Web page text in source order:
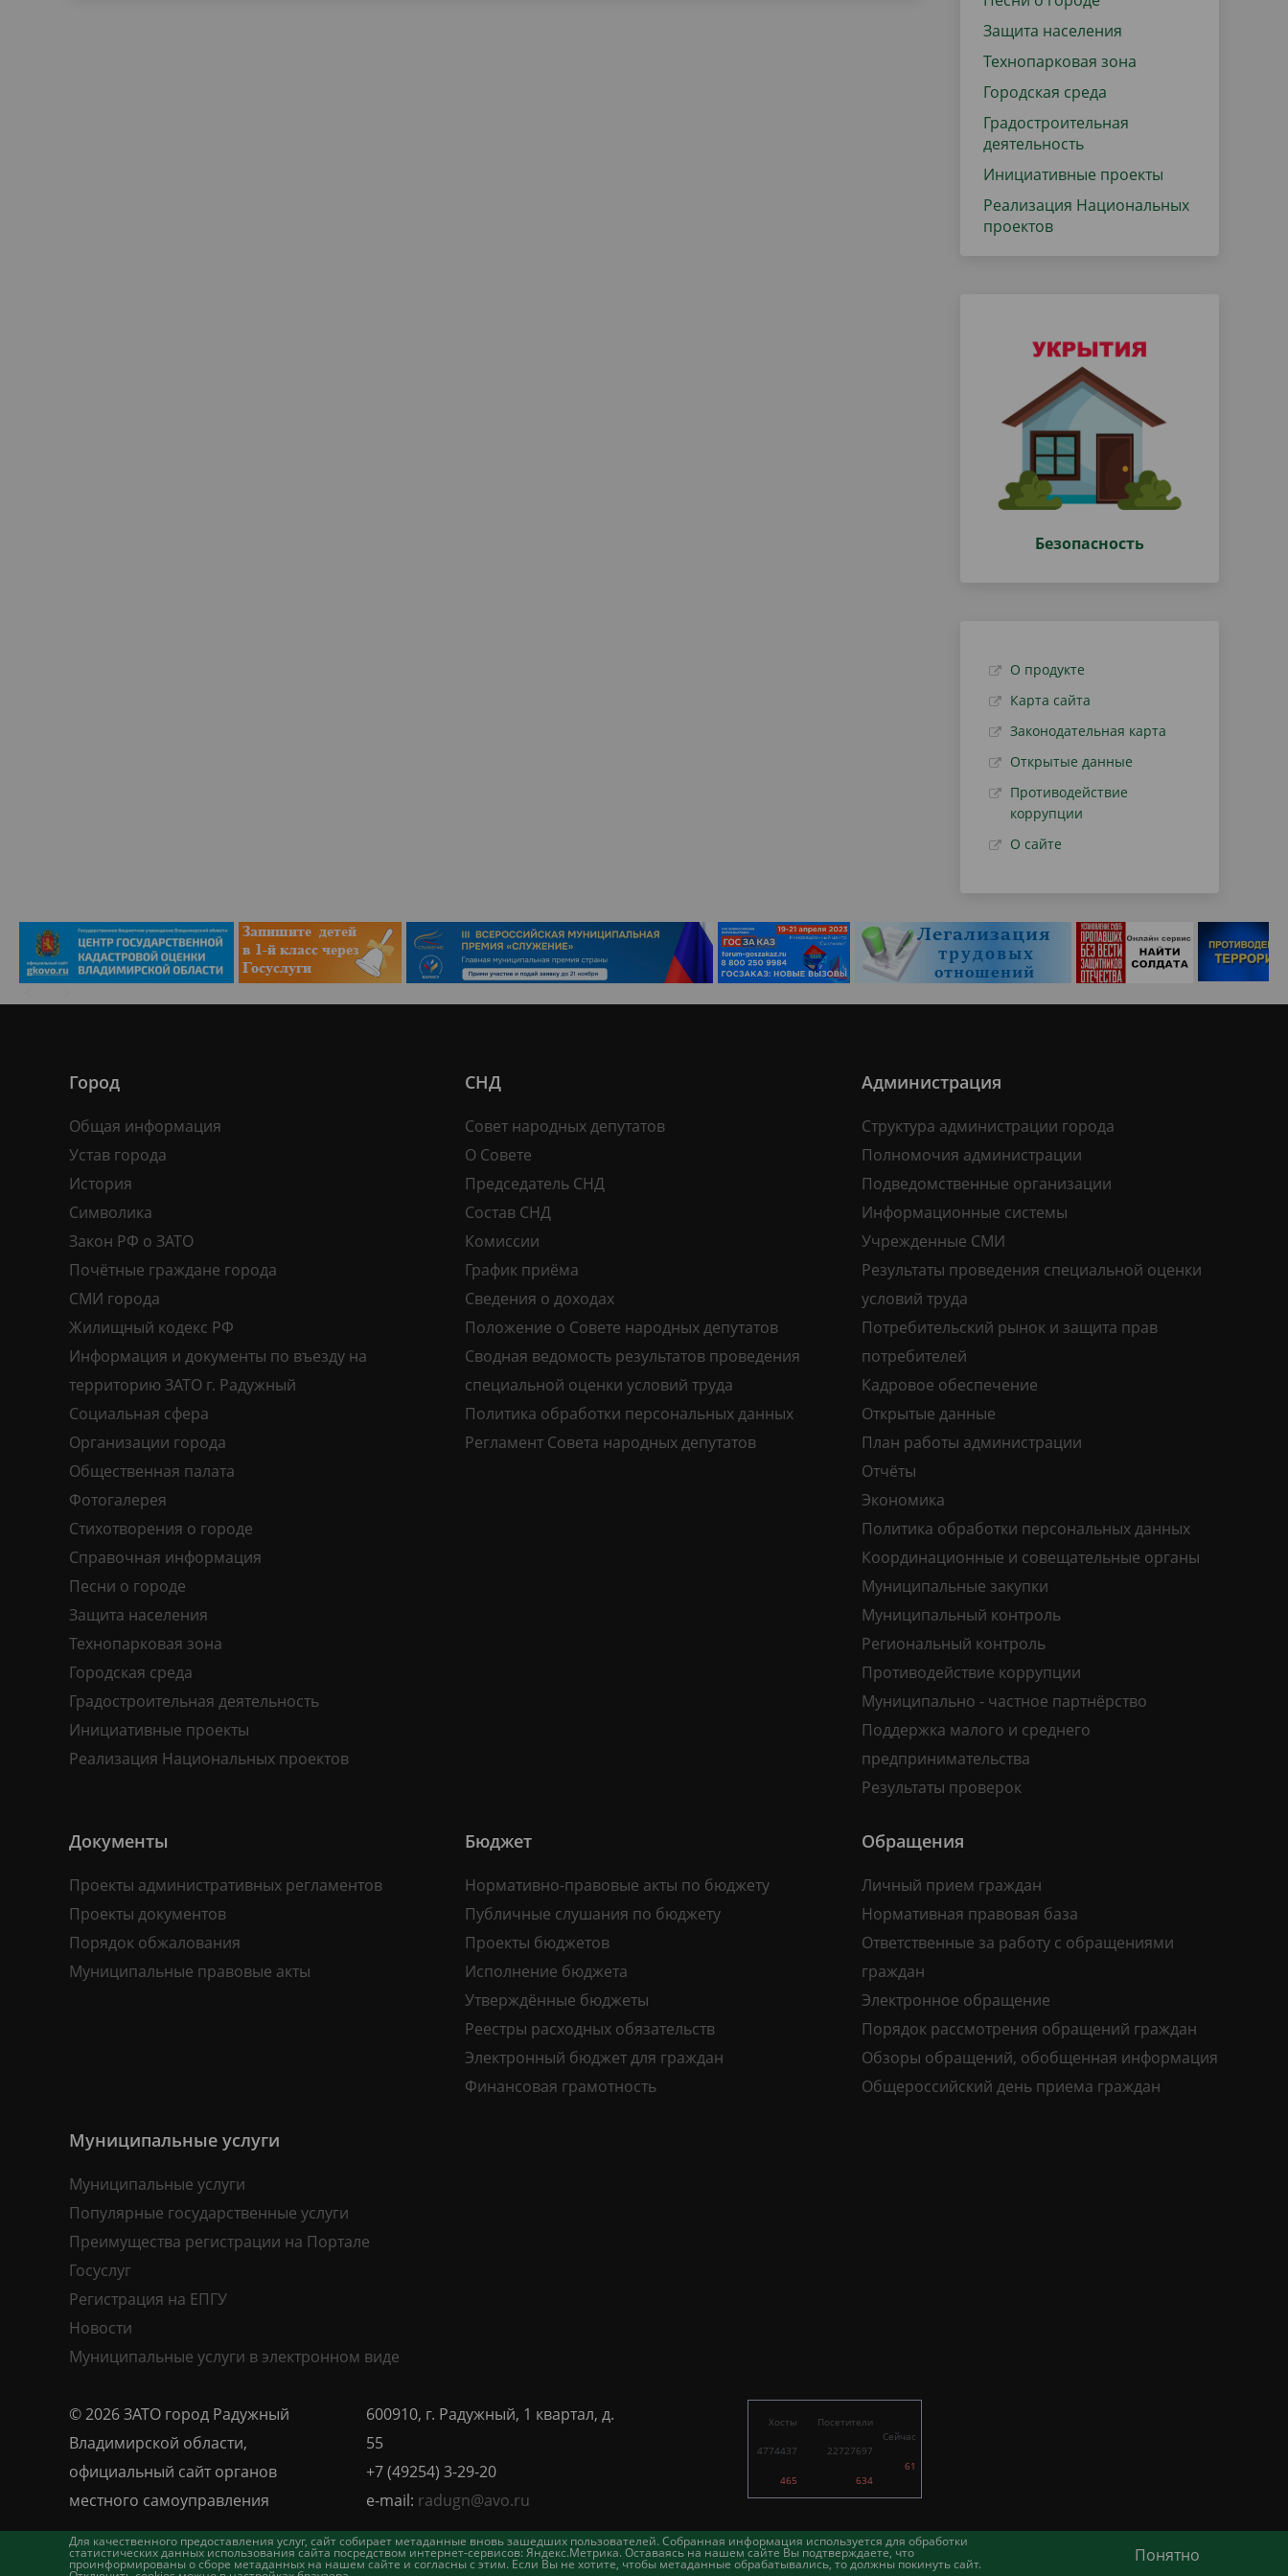
Защита населения
Технопарковая зона
Городская среда
Градостроительная
деятельность
Инициативные проекты
Реализация Национальных
проектов
Безопасность
О продукте
Карта сайта
Законодательная карта
Открытые данные
Противодействие
коррупции
О сайте
Для качественного предоставления услуг, сайт собирает метаданные вновь зашедших пользователей. Собранная информация используется для обработки
статистических данных использования сайта посредством интернет-сервисов: Яндекс.Метрика. Оставаясь на нашем сайте Вы подтверждаете, что
проинформированы о сборе метаданных на нашем сайте и согласны с этим. Если Вы не хотите, чтобы метаданные обрабатывались, то должны покинуть сайт. Понятно
Город
Общая информация
Устав города
История
Символика
Закон РФ о ЗАТО
Почётные граждане города
СМИ города
Жилищный кодекс РФ
Информация и документы по въезду на
территорию ЗАТО г. Радужный
Социальная сфера
Организации города
Общественная палата
Фотогалерея
Стихотворения о городе
Справочная информация
Песни о городе
Защита населения
Технопарковая зона
Городская среда
Градостроительная деятельность
Инициативные проекты
Реализация Национальных проектов
СНД
Совет народных депутатов
О Совете
Председатель СНД
Состав СНД
Комиссии
График приёма
Сведения о доходах
Положение о Совете народных депутатов
Сводная ведомость результатов проведения
специальной оценки условий труда
Политика обработки персональных данных
Регламент Совета народных депутатов
Администрация
Структура администрации города
Полномочия администрации
Подведомственные организации
Информационные системы
Учрежденные СМИ
Результаты проведения специальной оценки
условий труда
Потребительский рынок и защита прав
потребителей
Кадровое обеспечение
Открытые данные
План работы администрации
Отчёты
Экономика
Политика обработки персональных данных
Координационные и совещательные органы
Муниципальные закупки
Муниципальный контроль
Региональный контроль
Противодействие коррупции
Муниципально - частное партнёрство
Поддержка малого и среднего
предпринимательства
Результаты проверок
Документы
Проекты административных регламентов
Проекты документов
Порядок обжалования
Муниципальные правовые акты
Бюджет
Нормативно-правовые акты по бюджету
Публичные слушания по бюджету
Проекты бюджетов
Исполнение бюджета
Утверждённые бюджеты
Реестры расходных обязательств
Электронный бюджет для граждан
Финансовая грамотность
Обращения
Личный прием граждан
Нормативная правовая база
Ответственные за работу с обращениями
граждан
Электронное обращение
Порядок рассмотрения обращений граждан
Обзоры обращений, обобщенная информация
Общероссийский день приема граждан
Муниципальные услуги
Муниципальные услуги
Популярные государственные услуги
Преимущества регистрации на Портале
Госуслуг
Регистрация на ЕПГУ
Новости
Муниципальные услуги в электронном виде
© 2026 ЗАТО город Радужный
Владимирской области,
официальный сайт органов
местного самоуправления
600910, г. Радужный, 1 квартал, д.
55
+7 (49254) 3-29-20
e-mail: radugn@avo.ru
Хосты
4774437
465
Посетители
22727697
634
Сейчас
61